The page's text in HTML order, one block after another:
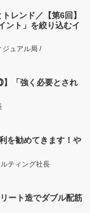
レンド／【第6回】
ント」を絞り込むイ
ジュアル局 /
「強く必要とされ
を勧めてきます！や
ティング社長
ート造でダブル配筋